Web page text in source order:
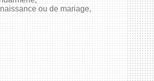
ou de mariage,